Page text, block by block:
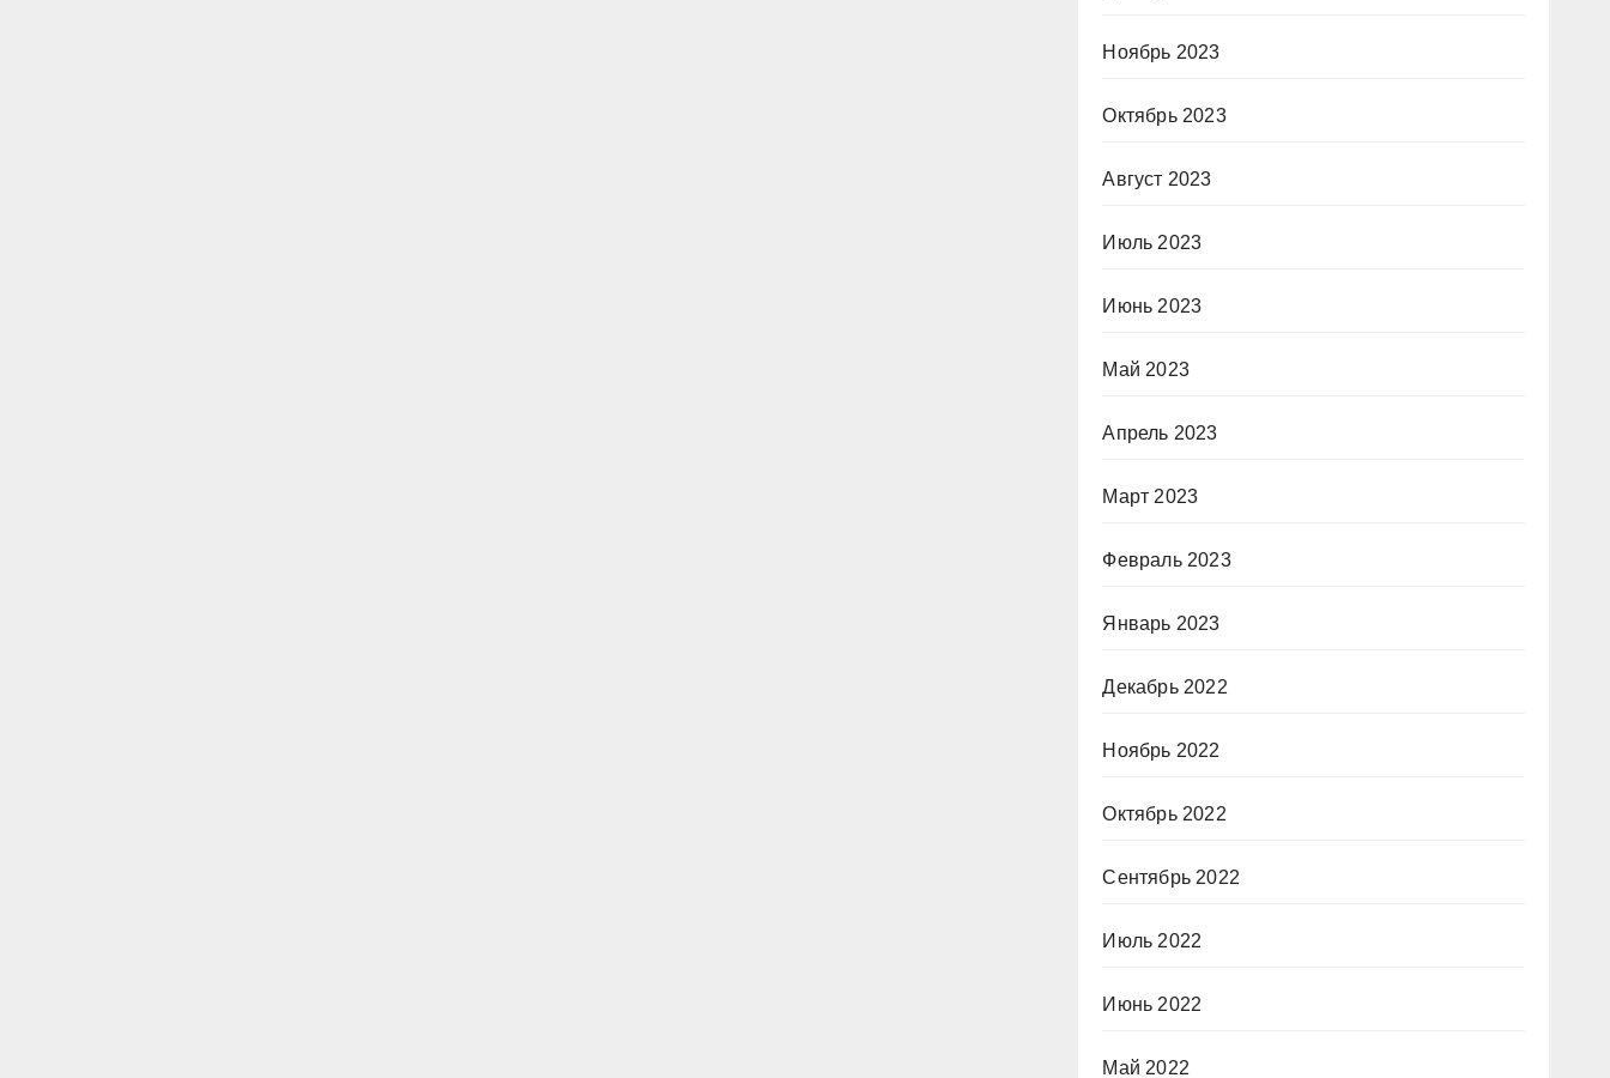
Ноябрь 2023
Октябрь 2023
Август 2023
Июль 2023
Июнь 2023
Май 2023
Апрель 2023
Март 2023
Февраль 2023
Январь 2023
Декабрь 2022
Ноябрь 2022
Октябрь 2022
Сентябрь 2022
Июль 2022
Июнь 2022
Май 2022